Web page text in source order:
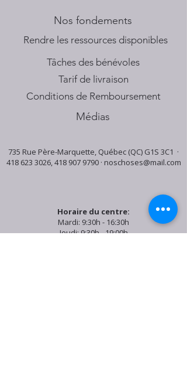
Nos fondements
​Rendre les ressources disponibles
Tâches des bénévoles
Tarif de livraison
Conditions de Remboursement
Médias
735 Rue Père-Marquette, Québec (QC) G1S 3C1 ·
418 623 3026,418 907 9790· noschoses@mail.com
Horaire du centre:
Mardi: 9:30h - 16:30h
Jeudi: 9:30h - 19:00h